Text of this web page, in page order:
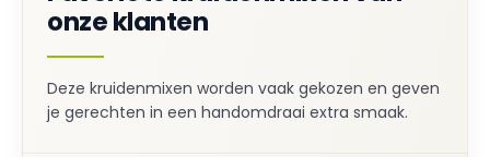
onze klanten
Deze kruidenmixen worden vaak gekozen en geven
je gerechten in een handomdraai extra smaak.